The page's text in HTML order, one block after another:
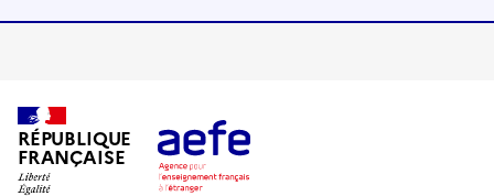
RÉPUBLIQUE
FRANÇAISE